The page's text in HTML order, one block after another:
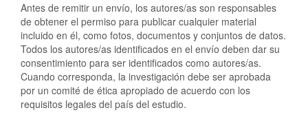
Antes de remitir un envío, los autores/as son responsables
de obtener el permiso para publicar cualquier material
incluido en él, como fotos, documentos y conjuntos de datos.
Todos los autores/as identificados en el envío deben dar su
consentimiento para ser identificados como autores/as.
Cuando corresponda, la investigación debe ser aprobada
por un comité de ética apropiado de acuerdo con los
requisitos legales del país del estudio.